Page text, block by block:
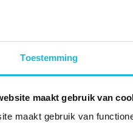
Toestemming
maakt gebruik van
maakt gebruik van